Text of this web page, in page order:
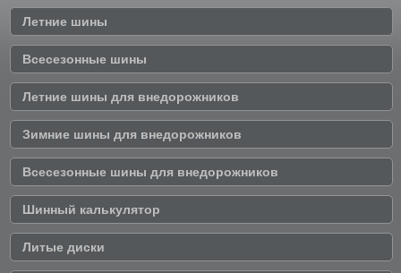
Летние шины
Всесезонные шины
Летние шины для внедорожников
Зимние шины для внедорожников
Всесезонные шины для внедорожников
Шинный калькулятор
Литые диски